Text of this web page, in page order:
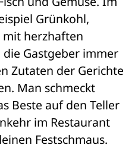
Grünkohl,
herzhaften
Gastgeber immer
Zutaten der Gerichte
Man schmeckt
Beste auf den Teller
im Restaurant
Festschmaus.